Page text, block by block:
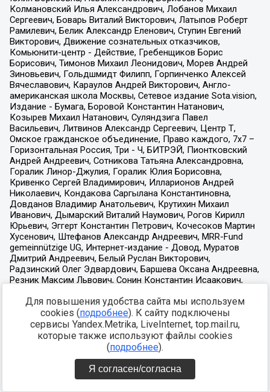
Для повышения удобства сайта мы используем
cookies (подробнее). К сайту подключены
сервисы Yandex.Metrika, LiveInternet, top.mail.ru,
которые также используют файлы cookies
(подробнее).
Я согласен/согласна